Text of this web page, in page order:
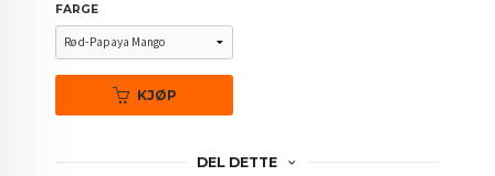
FARGE
KJØP
DEL DETTE